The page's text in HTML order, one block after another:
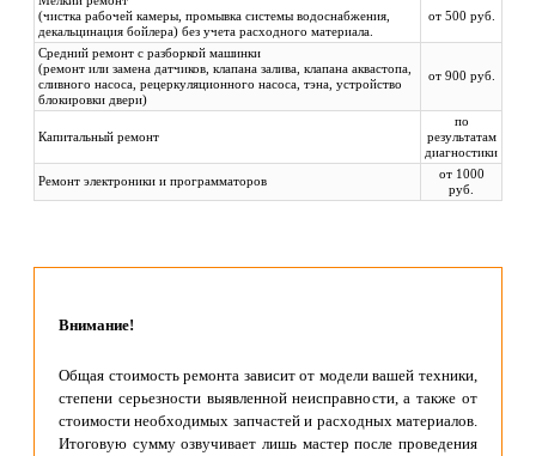
(чистка рабочей камеры, промывка системы водоснабжения,
декальцинация бойлера) без учета расходного материала.
от 500 руб.
Средний ремонт с разборкой машинки
(ремонт или замена датчиков, клапана залива, клапана аквастопа,
сливного насоса, рецеркуляционного насоса, тэна, устройство
блокировки двери)
от 900 руб.
Капитальный ремонт
по
результатам
диагностики
Ремонт электроники и программаторов
от 1000
руб.
Внимание!
Общая стоимость ремонта зависит от модели вашей техники,
степени серьезности выявленной неисправности, а также от
стоимости необходимых запчастей и расходных материалов.
Итоговую сумму озвучивает лишь мастер после проведения